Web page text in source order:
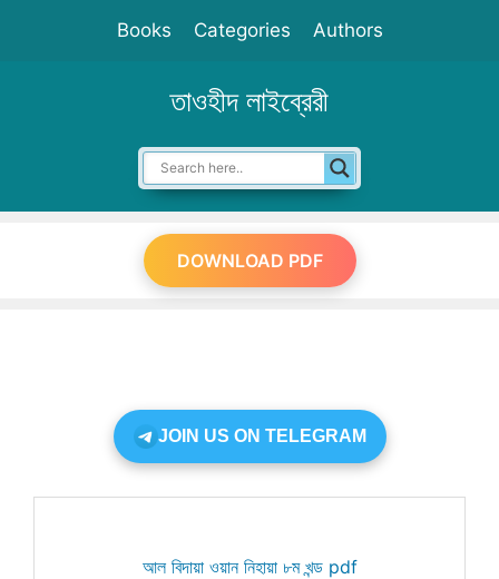
Books Categories Authors
তাওহীদ লাইব্রেরী
DOWNLOAD PDF
JOIN US ON TELEGRAM
আল বিদায়া ওয়ান নিহায়া ৮ম খন্ড pdf